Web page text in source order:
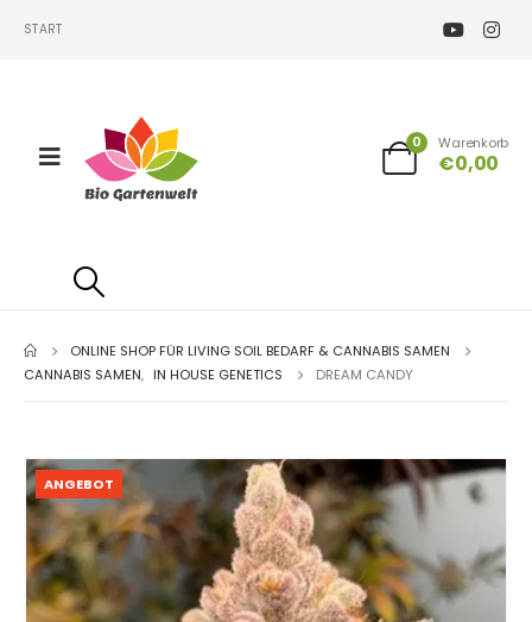
START
0 Warenkorb
€0,00
ONLINE SHOP FÜR LIVING SOIL BEDARF & CANNABIS SAMEN
CANNABIS SAMEN, IN HOUSE GENETICS DREAM CANDY
ANGEBOT